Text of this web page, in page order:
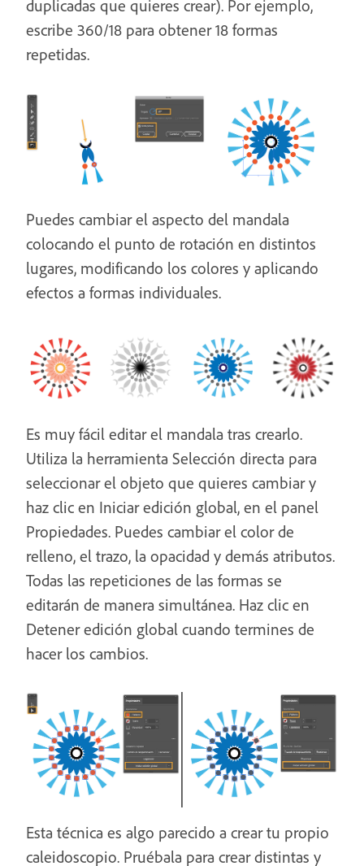
duplicadas que quieres crear). Por ejemplo,
escribe 360/18 para obtener 18 formas
repetidas.
Puedes cambiar el aspecto del mandala
colocando el punto de rotación en distintos
lugares, modificando los colores y aplicando
efectos a formas individuales.
Es muy fácil editar el mandala tras crearlo.
Utiliza la herramienta Selección directa para
seleccionar el objeto que quieres cambiar y
haz clic en Iniciar edición global, en el panel
Propiedades. Puedes cambiar el color de
relleno, el trazo, la opacidad y demás atributos.
Todas las repeticiones de las formas se
editarán de manera simultánea. Haz clic en
Detener edición global cuando termines de
hacer los cambios.
Esta técnica es algo parecido a crear tu propio
caleidoscopio. Pruébala para crear distintas y